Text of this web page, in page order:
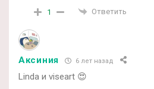
1 Ответить
Аксиния 6 лет назад
Linda и viseart 😍